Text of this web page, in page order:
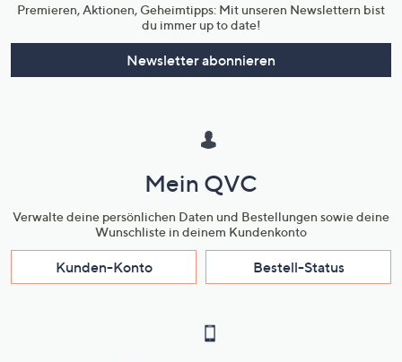
Premieren, Aktionen, Geheimtipps: Mit unseren Newslettern bist
du immer up to date!
Newsletter abonnieren
Mein QVC
Verwalte deine persönlichen Daten und Bestellungen sowie deine
Wunschliste in deinem Kundenkonto
Kunden-Konto Bestell-Status